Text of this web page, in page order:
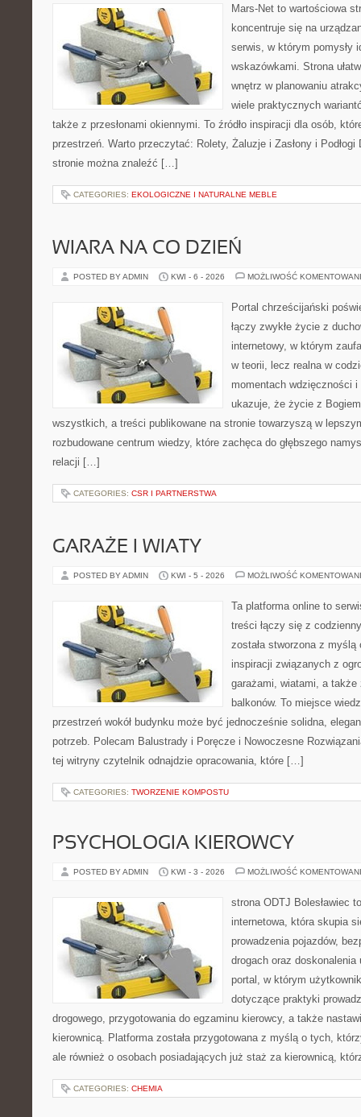
Mars-Net to wartościowa
koncentruje się na
serwis, w którym pomysły
wskazówkami. Strona
wnętrz w planowaniu
wiele praktycznych
także z przesłonami okiennymi. To źródło inspiracji dla osób,
przestrzeń. Warto przeczytać: Rolety, Żaluzje i Zasłony i Podłogi
stronie można znaleźć […]
CATEGORIES: EKOLOGICZNE I NATURALNE MEBLE
WIARA NA CO DZIEŃ
POSTED BY ADMIN KWI - 6 - 2026 MOŻLIWOŚĆ
Portal chrześcijański
łączy zwykłe życie z
internetowy, w którym
w teorii, lecz realna w
momentach wdzięczności
ukazuje, że życie z
wszystkich, a treści publikowane na stronie towarzyszą w
rozbudowane centrum wiedzy, które zachęca do głębszego
relacji […]
CATEGORIES: CSR I PARTNERSTWA
GARAŻE I WIATY
POSTED BY ADMIN KWI - 5 - 2026 MOŻLIWOŚĆ
Ta platforma online to
treści łączy się z
została stworzona z
inspiracji związanych z
garażami, wiatami, a
balkonów. To miejsce
przestrzeń wokół budynku może być jednocześnie solidna,
potrzeb. Polecam Balustrady i Poręcze i Nowoczesne
tej witryny czytelnik odnajdzie opracowania, które […]
CATEGORIES: TWORZENIE KOMPOSTU
PSYCHOLOGIA KIEROWCY
POSTED BY ADMIN KWI - 3 - 2026 MOŻLIWOŚĆ
strona ODTJ Bolesławiec
internetowa, która skupia
prowadzenia pojazdów,
drogach oraz
portal, w którym
dotyczące praktyki
drogowego, przygotowania do egzaminu kierowcy, a także
kierownicą. Platforma została przygotowana z myślą o tych,
ale również o osobach posiadających już staż za kierownicą,
CATEGORIES: CHEMIA